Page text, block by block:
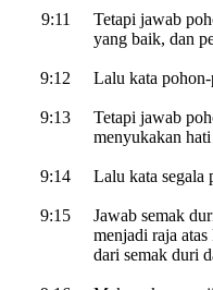
9:11
Tetapi jawab
yang baik, dan
9:12 Lalu kata
9:13
Tetapi jawab
menyukakan
9:14 Lalu kata segala
9:15
Jawab semak
menjadi raja
dari semak duri